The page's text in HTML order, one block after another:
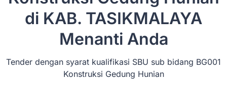
di KAB. TASIKMALAYA
Menanti Anda
Tender dengan syarat kualifikasi SBU sub bidang BG001
Konstruksi Gedung Hunian